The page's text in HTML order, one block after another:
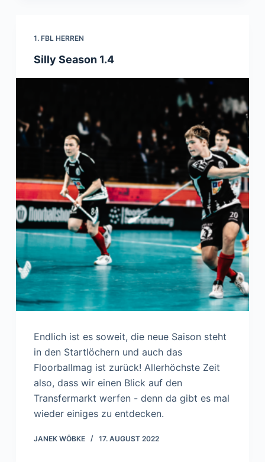
1. FBL HERREN
Silly Season 1.4
Endlich ist es soweit, die neue Saison steht
in den Startlöchern und auch das
Floorballmag ist zurück! Allerhöchste Zeit
also, dass wir einen Blick auf den
Transfermarkt werfen - denn da gibt es mal
wieder einiges zu entdecken.
JANEK WÖBKE 17. AUGUST 2022